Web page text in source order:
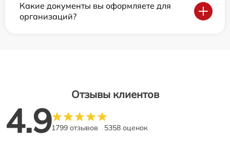
Какие документы вы оформляете для
организаций?
Отзывы клиентов
4.91799 отзывов 5358 оценок